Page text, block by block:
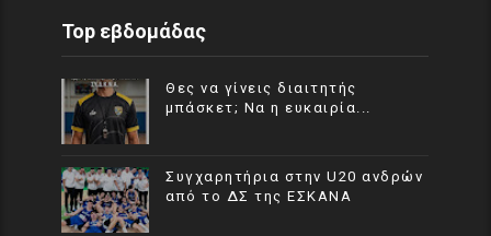
Top εβδομάδας
Θες να γίνεις διαιτητής
μπάσκετ; Να η ευκαιρία...
Συγχαρητήρια στην U20 ανδρών
από το ΔΣ της ΕΣΚΑΝΑ